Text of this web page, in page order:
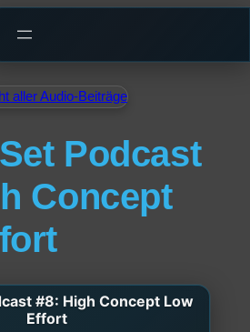
aller Audio-Beiträge
Podcast
Concept
#8: High Concept Low
Effort